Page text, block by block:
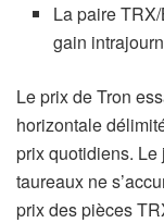
La paire
gain
Le prix de Tron
horizontale
prix quotidiens.
taureaux ne
prix des pièces